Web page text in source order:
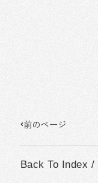
前のページ
Back To Index /